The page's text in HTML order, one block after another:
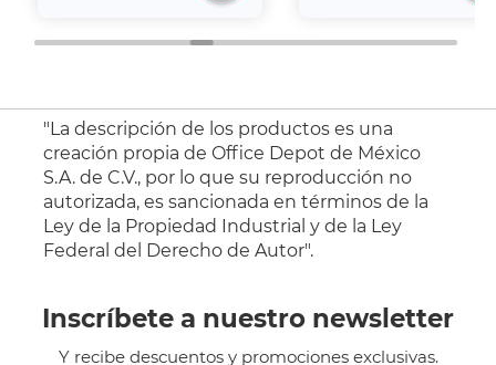
"La descripción de los productos es una
creación propia de Office Depot de México
S.A. de C.V., por lo que su reproducción no
autorizada, es sancionada en términos de la
Ley de la Propiedad Industrial y de la Ley
Federal del Derecho de Autor".
Inscríbete a nuestro newsletter
Y recibe descuentos y promociones exclusivas.